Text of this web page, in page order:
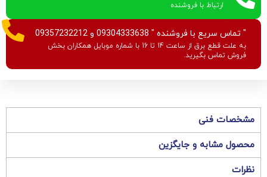
ارتباط با فروشنده
" تماس سریع با فروشنده " 09304333638 و 09357232212
به علت قطع برق از ساعت 14 تا 16 با شماره موبایل همکاران بخش
فروش تماس بگیرید.
مشخصات فنی
محصول مشابه و جایگزین
نظرات